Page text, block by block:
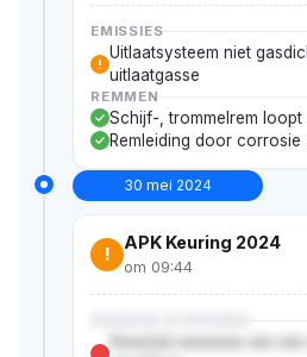
EMISSIES
!
Uitlaatsysteem niet
uitlaatgasse
REMMEN
Schijf-, trommelrem loopt
Remleiding door corrosie
30 mei 2024
!
APK Keuring 2024
om 09:44
XXXXXX & XXXXXX
Xxxx(xx) xxxxxxxx xxx